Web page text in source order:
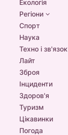
Екологія
Регіони
Спорт
Наука
Техно і зв'язок
Лайт
Зброя
Інциденти
Здоров'я
Туризм
Цікавинки
Погода